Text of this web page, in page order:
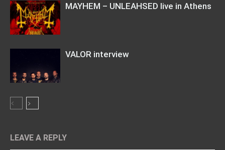
MAYHEM – UNLEAHSED live in Athens
VALOR interview
LEAVE A REPLY